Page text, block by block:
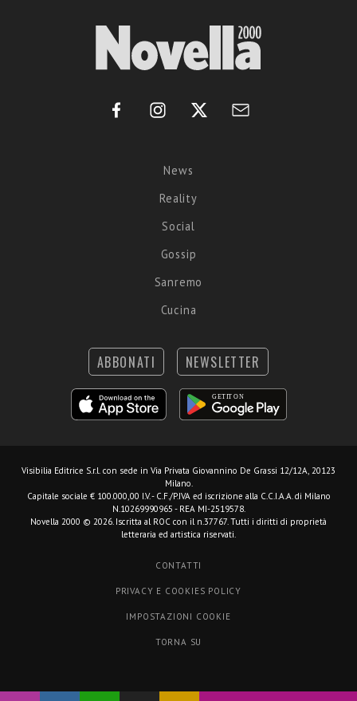
News
Reality
Social
Gossip
Sanremo
Cucina
ABBONATI NEWSLETTER
Visibilia Editrice S.r.l. con sede in Via Privata Giovannino De Grassi 12/12A, 20123
Milano.
Capitale sociale € 100.000,00 I.V. - C.F./P.IVA ed iscrizione alla C.C.I.A.A. di Milano
N.10269990965 - REA MI-2519578.
Novella 2000 © 2026. Iscritta al ROC con il n.37767. Tutti i diritti di proprietà
letteraria ed artistica riservati.
CONTATTI
PRIVACY E COOKIES POLICY
IMPOSTAZIONI COOKIE
TORNA SU